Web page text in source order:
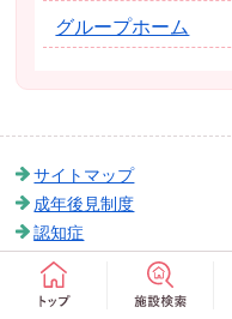
グループホーム
サイトマップ
成年後見制度
認知症
高齢者見守りサービス
介護保険制度